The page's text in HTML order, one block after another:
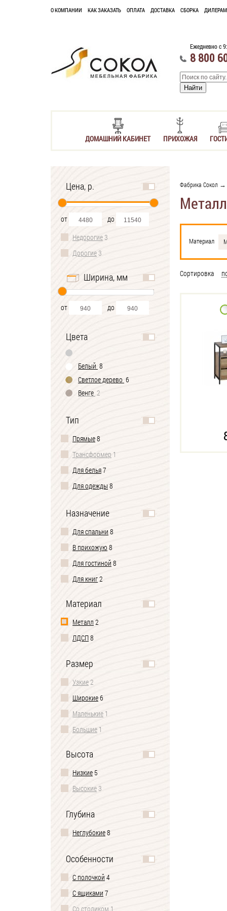
О КОМПАНИИ КАК ЗАКАЗАТЬ ОПЛАТА ДОСТАВКА СБОРКА ДИЛЕРАМ
Ежедневно с
8 800
ДОМАШНИЙ КАБИНЕТ ПРИХОЖАЯ
Цена, р.
от
до
Недорогие3
Дорогие3
Ширина, мм
от до
Цвета
Белый 8
Светлое дерево 6
Венге 2
Тип
Прямые8
Трансформер 1
Для белья7
Для одежды 8
Туалетный комод-столик1
Назначение
Для спальни 8
В прихожую 8
Для гостиной 8
Для книг2
Материал
Металл 2
ЛДСП8
Размер
Узкие2
Широкие6
Маленькие 1
Большие 1
Высота
Низкие 5
Высокие3
Глубина
Неглубокие8
Особенности
С полочкой 4
С ящиками 7
Со столиком 1
Фабрика Сокол →
Материал
Сортировка